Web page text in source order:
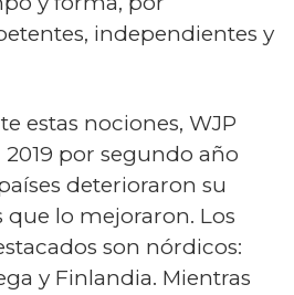
independientes y
estas nociones, WJP
por segundo año
deterioraron su
lo mejoraron. Los
son nórdicos:
y Finlandia. Mientras